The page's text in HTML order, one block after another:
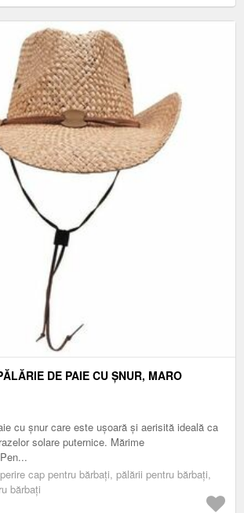
DE PAIE CU ȘNUR, MARO
cu șnur care este ușoară și aerisită ideală ca
solare puternice. Mărime
cap pentru bărbați, pălării pentru bărbați,
bărbați